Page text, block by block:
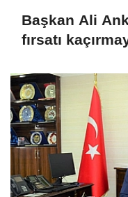
Başkan Ali
fırsatı